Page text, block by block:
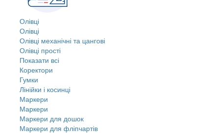
Олівці
Олівці
Олівці механічні та цангові
Олівці прості
Показати всі
Коректори
Гумки
Лінійки і косинці
Маркери
Маркери
Маркери для дошок
Маркери для фліпчартів